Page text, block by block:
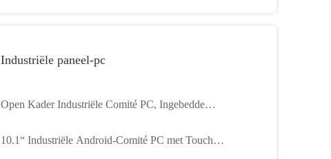
Industriële paneel-pc
Open Kader Industriële Comité PC, Ingebedde
10.1“ Industriële Android-Comité PC met Touch